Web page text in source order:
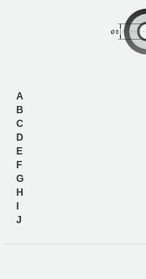
A
B
C
D
E
F
G
H
I
J